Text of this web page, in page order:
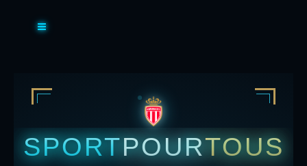
SPORTPOURTOUS